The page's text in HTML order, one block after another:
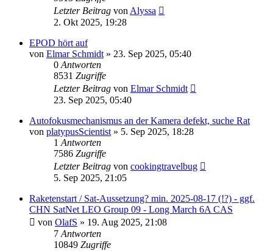
Letzter Beitrag von Alyssa
2. Okt 2025, 19:28
EPOD hört auf
von Elmar Schmidt » 23. Sep 2025, 05:40
0 Antworten
8531 Zugriffe
Letzter Beitrag von Elmar Schmidt
23. Sep 2025, 05:40
Autofokusmechanismus an der Kamera defekt, suche Rat
von platypusScientist » 5. Sep 2025, 18:28
1 Antworten
7586 Zugriffe
Letzter Beitrag von cookingtravelbug
5. Sep 2025, 21:05
Raketenstart / Sat-Aussetzung? min. 2025-08-17 (!?) - ggf.
CHN SatNet LEO Group 09 - Long March 6A CAS
von OlafS » 19. Aug 2025, 21:08
7 Antworten
10849 Zugriffe